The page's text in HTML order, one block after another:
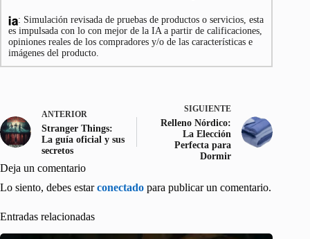
: Simulación revisada de pruebas de productos o servicios, esta
es impulsada con lo con mejor de la IA a partir de calificaciones,
opiniones reales de los compradores y/o de las características e
imágenes del producto.
ANTERIOR
Stranger Things:
La guía oficial y sus
secretos
SIGUIENTE
Relleno Nórdico:
La Elección
Perfecta para
Dormir
Deja un comentario
Lo siento, debes estarconectado para publicar un comentario.
Entradas relacionadas